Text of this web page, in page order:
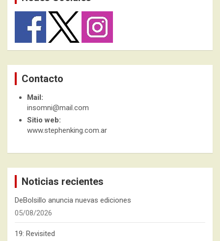
Contacto
Mail:
insomni@mail.com
Sitio web:
www.stephenking.com.ar
Noticias recientes
DeBolsillo anuncia nuevas ediciones
05/08/2026
19: Revisited